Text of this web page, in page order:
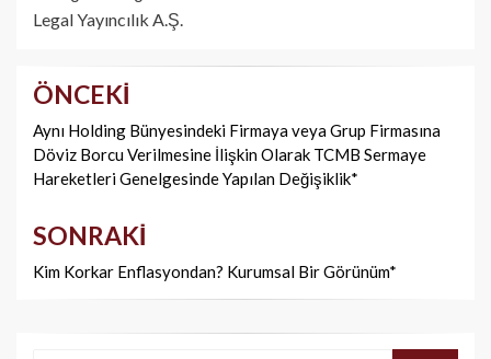
Legal Yayıncılık A.Ş.
Yazı
dolaşımı
ÖNCEKI
Aynı Holding Bünyesindeki Firmaya veya Grup Firmasına
Döviz Borcu Verilmesine İlişkin Olarak TCMB Sermaye
Hareketleri Genelgesinde Yapılan Değişiklik*
SONRAKI
Kim Korkar Enflasyondan? Kurumsal Bir Görünüm*